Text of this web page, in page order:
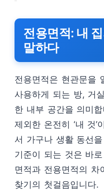
전용면적: 내
말하다
전용면적은 현관문을
사용하게 되는 방, 거
한 내부 공간을 의미
제외한 온전히 ‘내 것
서 가구나 생활 동선
기준이 되는 것은 바
면적과 전용면적의 차
찾기의 첫걸음입니다.